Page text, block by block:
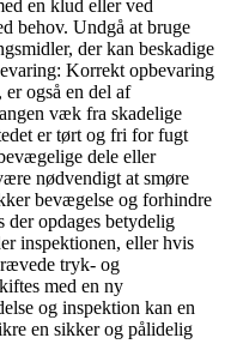
en klud eller ved
behov. Undgå at bruge
der kan beskadige
Korrekt opbevaring
også en del af
væk fra skadelige
er tørt og fri for fugt
dele eller
nødvendigt at smøre
bevægelse og forhindre
opdages betydelig
inspektionen, eller hvis
tryk- og
med en ny
og inspektion kan en
en sikker og pålidelig